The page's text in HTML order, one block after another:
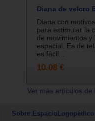
Diana de velcro
Diana con
para estimular la
de movimientos y
espacial. Es de
es fácil...
10.08 €
Ver más artículos
Sobre EspacioLogopédico